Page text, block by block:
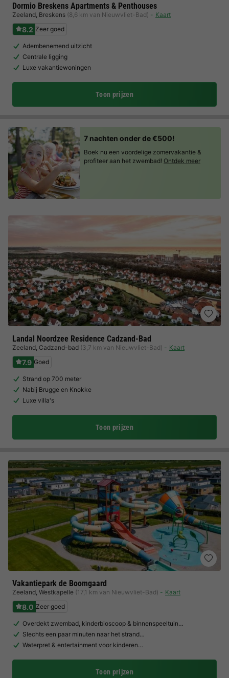
Dormio Breskens Apartments & Penthouses
Zeeland, Breskens (8,6 km van Nieuwvliet-Bad) Kaart
8.2 Zeer goed
Adembenemend uitzicht
Centrale ligging
Luxe vakantiewoningen
Toon prijzen
Landal Noordzee Residence Cadzand-Bad
Zeeland, Cadzand-bad (3,7 km van Nieuwvliet-Bad) Kaart
7.9 Goed
Strand op 700 meter
Nabij Brugge en Knokke
Luxe villa's
Toon prijzen
Vakantiepark de Boomgaard
Zeeland, Westkapelle (17,1 km van Nieuwvliet-Bad) Kaart
8.0 Zeer goed
Overdekt zwembad, kinderbioscoop & binnenspeeltuin…
Slechts een paar minuten naar het strand…
Waterpret & entertainment voor kinderen…
Toon prijzen
7 nachten onder de €500!
Boek nu een voordelige zomervakantie &
profiteer aan het zwembad! Ontdek meer